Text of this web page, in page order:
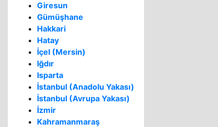
Giresun
Gümüşhane
Hakkari
Hatay
İçel (Mersin)
Iğdır
Isparta
İstanbul (Anadolu Yakası)
İstanbul (Avrupa Yakası)
İzmir
Kahramanmaraş